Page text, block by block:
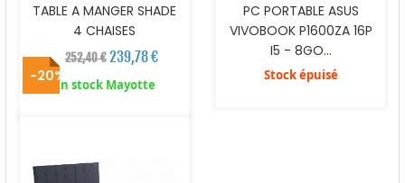
TABLE A MANGER SHADE
4 CHAISES
252,40 € 239,78 €
En stock Mayotte
PC PORTABLE ASUS
VIVOBOOK P1600ZA 16P
I5 - 8GO...
Stock épuisé
-20%